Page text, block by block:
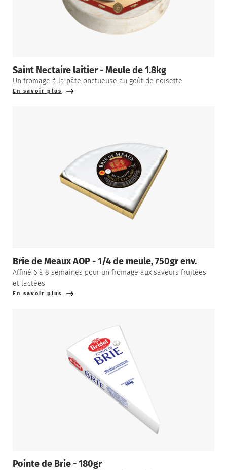
Saint Nectaire laitier - Meule de 1.8kg
Un fromage à la pâte onctueuse au goût de noisette
En savoir plus
Brie de Meaux AOP - 1/4 de meule, 750gr env.
Affiné 6 à 8 semaines pour un fromage aux saveurs fruitées
et lactées
En savoir plus
Pointe de Brie - 180gr